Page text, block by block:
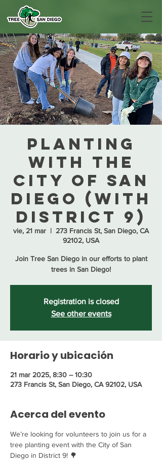
Planting
with the
City of San
Diego (with
District 9)
vie, 21 mar
  |
273 Francis St, San Diego, CA
92102, USA
Join Tree San Diego in our efforts to plant
trees in San Diego!
Registration is closed
See other events
Horario y ubicación
21 mar 2025, 8:30 – 10:30
273 Francis St, San Diego, CA 92102, USA
Acerca del evento
We’re looking for volunteers to join us for a
tree planting event with the City of San
Diego in District 9! 🌳